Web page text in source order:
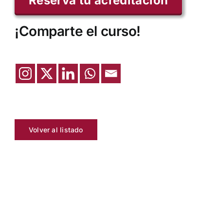
¡Comparte el curso!
Volver al listado